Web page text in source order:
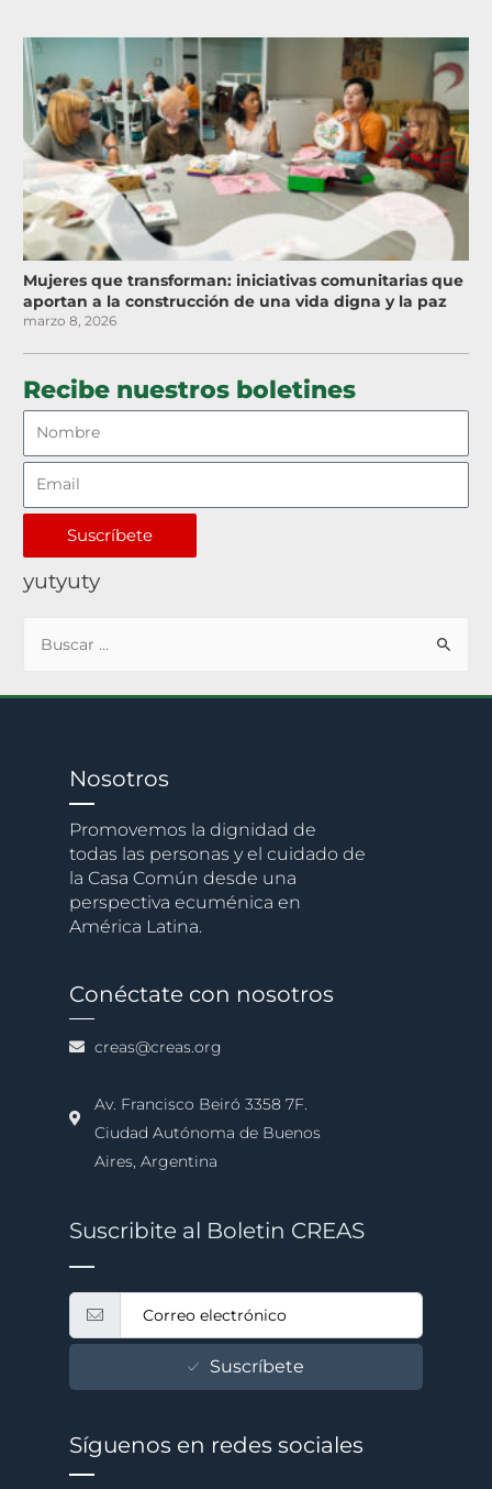
Mujeres que transforman: iniciativas comunitarias que
aportan a la construcción de una vida digna y la paz
marzo 8, 2026
Recibe nuestros boletines
Suscríbete
yutyuty
Nosotros
Promovemos la dignidad de
todas las personas y el cuidado de
la Casa Común desde una
perspectiva ecuménica en
América Latina.
Conéctate con nosotros
creas@creas.org
Av. Francisco Beiró 3358 7F.
Ciudad Autónoma de Buenos
Aires, Argentina
Suscribite al Boletin CREAS
Suscríbete
Síguenos en redes sociales